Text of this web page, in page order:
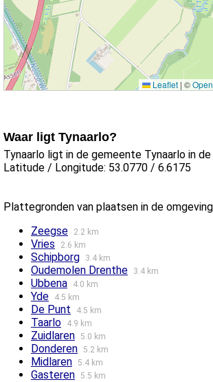
Leaflet | ©
Waar ligt Tynaarlo?
Tynaarlo ligt in de gemeente Tynaarlo in
Latitude / Longitude: 53.0770 / 6.6175
Plattegronden van plaatsen in de
Zeegse
2.2 km
Vries 2.6 km
Schipborg 3.4 km
Oudemolen Drenthe 3.4 km
Ubbena 4.0 km
Yde 4.5 km
De Punt 4.5 km
Taarlo 4.9 km
Zuidlaren 5.0 km
Donderen 5.2 km
Midlaren 5.4 km
Gasteren 5.5 km